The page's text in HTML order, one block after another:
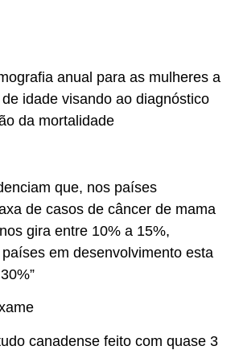
anual para as mulheres a
idade visando ao diagnóstico
da mortalidade
que, nos países
de casos de câncer de mama
gira entre 10% a 15%,
em desenvolvimento esta
canadense feito com quase 3